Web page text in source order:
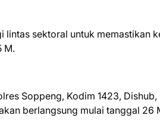
sektoral untuk memastikan
M.
Soppeng, Kodim 1423, Dishub,
berlangsung mulai tanggal 26